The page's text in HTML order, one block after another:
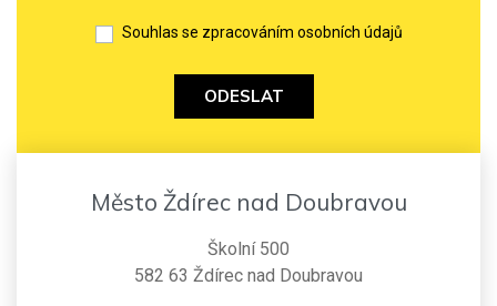
Souhlas se zpracováním osobních údajů
ODESLAT
Město Ždírec nad Doubravou
Školní 500
582 63 Ždírec nad Doubravou